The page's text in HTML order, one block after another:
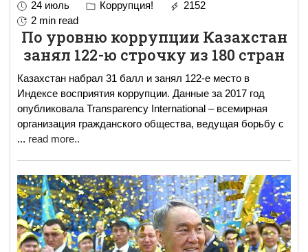
24 июль Коррупция!
2152
2 min read
По уровню коррупции Казахстан
занял 122-ю строчку из 180 стран
Казахстан набрал 31 балл и занял 122-е место в
Индексе восприятия коррупции. Данные за 2017 год
опубликовала Transparency International – всемирная
организация гражданского общества, ведущая борьбу с
... read more..